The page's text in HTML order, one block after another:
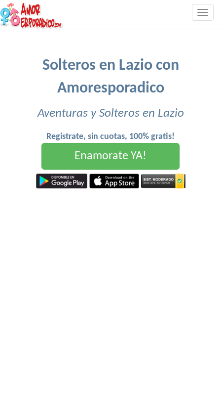
Solteros en Lazio con
Amoresporadico
Aventuras y Solteros en Lazio
Registrate, sin cuotas, 100% gratis!
Enamorate YA!